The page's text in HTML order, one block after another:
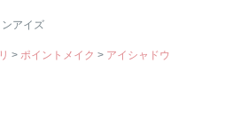
アイズ
> ポイントメイク > アイシャドウ